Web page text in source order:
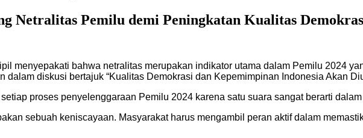
Netralitas Pemilu demi Peningkatan Kualitas
menyepakati bahwa netralitas merupakan indikator utama dalam Pemilu 2024
dalam diskusi bertajuk “Kualitas Demokrasi dan Kepemimpinan Indonesia Akan
proses penyelenggaraan Pemilu 2024 karena satu suara sangat berarti
sebuah keniscayaan. Masyarakat harus mengambil peran aktif dalam